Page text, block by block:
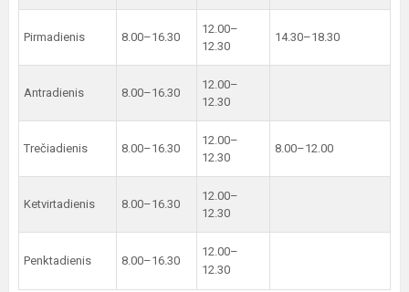
Pirmadienis 8.00–16.30
12.00–
12.30
14.30–18.30
Antradienis 8.00–16.30
12.00–
12.30
Trečiadienis 8.00–16.30
12.00–
12.30
8.00–12.00
Ketvirtadienis 8.00–16.30
12.00–
12.30
Penktadienis 8.00–16.30
12.00–
12.30